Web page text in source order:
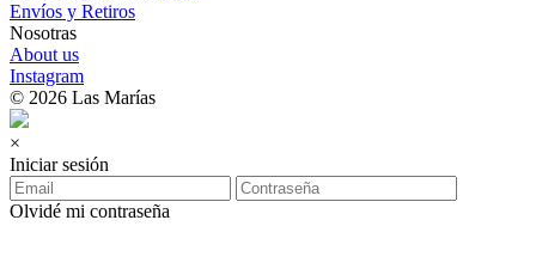
Envíos y Retiros
Nosotras
About us
Instagram
© 2026 Las Marías
×
Iniciar sesión
Olvidé mi contraseña